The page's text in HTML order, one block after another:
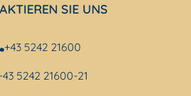
SIE UNS
+43 5242 21600
5242 21600-21